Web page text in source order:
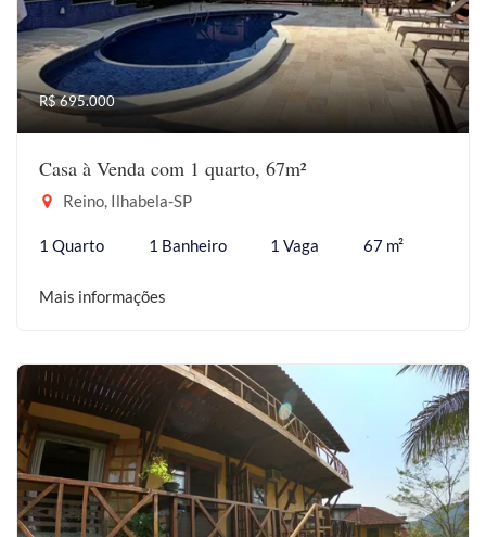
R$ 695.000
Casa à Venda com 1 quarto, 67m²
Reino, Ilhabela-SP
1 Quarto 1 Banheiro 1 Vaga 67 m²
Mais informações